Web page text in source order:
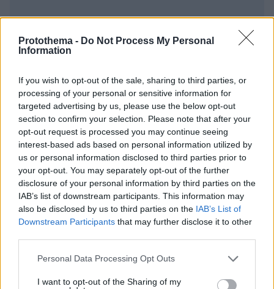
Protothema - Do Not Process My Personal
Information
If you wish to opt-out of the sale, sharing to third parties, or
processing of your personal or sensitive information for
targeted advertising by us, please use the below opt-out
section to confirm your selection. Please note that after your
opt-out request is processed you may continue seeing
interest-based ads based on personal information utilized by
us or personal information disclosed to third parties prior to
your opt-out. You may separately opt-out of the further
disclosure of your personal information by third parties on the
IAB’s list of downstream participants. This information may
also be disclosed by us to third parties on the IAB’s List of
Downstream Participants that may further disclose it to other
Please note that this website/app uses one or more Google
not limited to your visit or usage behaviour. You may click to
Personal Data Processing Opt Outs
I want to opt-out of the Sharing of my
ΣΧΌΛΙΟ *
Απομένουν2500χαρακτήρες